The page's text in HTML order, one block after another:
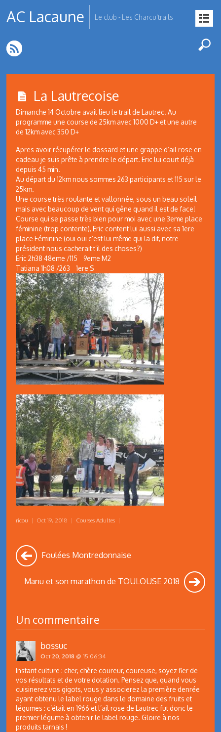
AC Lacaune Le club - Les Charcu'trails
La Lautrecoise
Dimanche 14 Octobre avait lieu le trail de Lautrec. Au
programme une course de 25km avec 1000 D+ et une autre
de 12km avec 350 D+
Apres avoir récupérer le dossard et une grappe d’ail rose en
cadeau je suis prête à prendre le départ. Eric lui court déjà
depuis 45 min.
Au départ du 12km nous sommes 263 participants et 115 sur le
25km.
Une course très roulante et vallonnée, sous un beau soleil
mais avec beaucoup de vent qui gêne quand il est de face!
Course qui se passe très bien pour moi avec une 3eme place
féminine (trop contente), Eric content lui aussi avec sa 1ere
place Féminine (oui oui c’est lui même qui la dit, notre
président nous cacherait t’il des choses?)
Eric 2h38 48eme /115 9eme M2
Tatiana 1h08 /263 1ere S
ricou | Oct 19, 2018 | Courses Adultes |
Foulées Montredonnaise
Manu et son marathon de TOULOUSE 2018
Un commentaire
bossuc
Oct 20, 2018 @ 15:06:34
Instant culture : cher, chère coureur, coureuse, soyez fier de
vos résultats et de votre dotation. Pensez que, quand vous
cuisinerez vos gigots, vous y associerez la première denrée
ayant obtenu le label rouge dans le domaine des fruits et
légumes : c’était en 1966 et l’ail rose de Lautrec fut donc le
premier légume à obtenir le label rouge. Gloire à nos
produits tarnais !